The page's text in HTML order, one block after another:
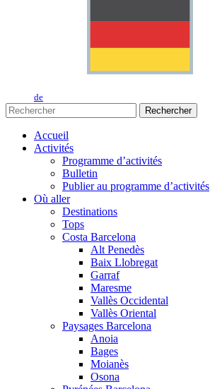
de
Rechercher
Accueil
Activités
Programme d’activités
Bulletin
Publier au programme d’activités
Où aller
Destinations
Tops
Costa Barcelona
Alt Penedès
Baix Llobregat
Garraf
Maresme
Vallès Occidental
Vallès Oriental
Paysages Barcelona
Anoia
Bages
Moianès
Osona